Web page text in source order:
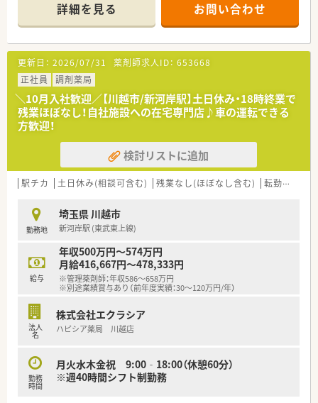
【店舗情報と応需状況について】
■川越駅西口から徒歩4分とアクセスが良く、2022年5月にオー
プンしたばかりの清潔感溢れるピカピカな店舗です。
■門前のクリニックより内科と眼科をメインに応需しており、特
に白内障や緑内障の専門的な知識を深めることが可能です。
■処方箋枚数は1日平均130枚ほどですが、薬剤師と事務が適切
な人数で連携し、効率的な店舗運営を実現しています。
【法人特徴について】
■宮城を拠点に東北から関東まで幅広く展開しており、通信販売
やコンサル事業も手掛ける多角的な経営が強みの企業です。
■代表と従業員の距離が近く風通しが良いのが自慢で、スタッフ
一人ひとりの個性を尊重しながらおおらかに見守る社風です。
■徹底した数値管理と健全な経営指標に基づき運営されており、
【募集背景と求める人物像について】
■エリア内での新規出店や体制強化に伴う増員募集であり、周囲
と円滑に連携できる協調性豊かな方を高く評価いたします。
■代表はスキルだけでなく人間性を重視しており、柔らかい雰囲
気で患者様やスタッフに接することができる方を求めていま
す。
■1社に長く腰を据えて働ける方を募っており、転職回数が少な
く長期的なキャリア形成を希望される方に最適な環境です。
【勤務実態について】
バランスを保ちながら定時で帰宅できる環境を維持していま
す。
■業務量が過度にならないよう代表が日報を細かくチェックし
詳細を見る お問い合わせ
更新日： 2026/07/31 薬剤師求人ID： 653668
正社員
調剤薬局
＼10月入社歓迎／【川越市/新河岸駅】土日休み・18時終業で
残業ほぼなし！自社施設への在宅専門店♪車の運転できる
方歓迎！
検討リストに追加
駅チカ 土日休み(相談可含む) 残業なし(ほぼなし含む) 転勤なし
勤務地
埼玉県 川越市
新河岸駅 (東武東上線)
給与
年収500万円～574万円
月給416,667円～478,333円
※管理薬剤師：年収586～658万円
※別途業績賞与あり（前年度実績：30～120万円/年）
法人
名
株式会社エクラシア
ハピシア薬局 川越店
勤務
時間
月火水木金祝 9:00‐18:00（休憩60分）
※週40時間シフト制勤務